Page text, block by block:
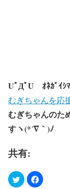
UﾟДﾟU ｵﾈｶﾞｲｼ
むぎちゃんを応
むぎちゃんのた
すヽ(*´∇｀)ﾉ
共有: